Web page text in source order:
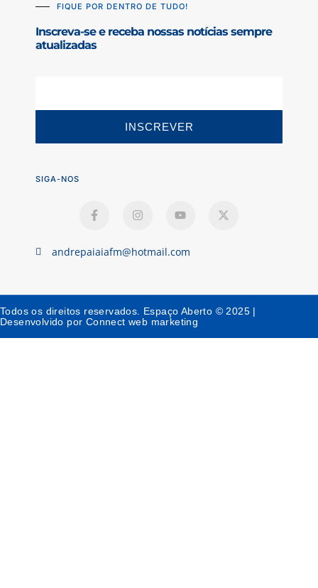
FIQUE POR DENTRO DE TUDO!
Inscreva-se e receba nossas notícias sempre
atualizadas
INSCREVER
SIGA-NOS
andrepaiaiafm@hotmail.com
Todos os direitos reservados. Espaço Aberto © 2025 |
Desenvolvido por Connect web marketing